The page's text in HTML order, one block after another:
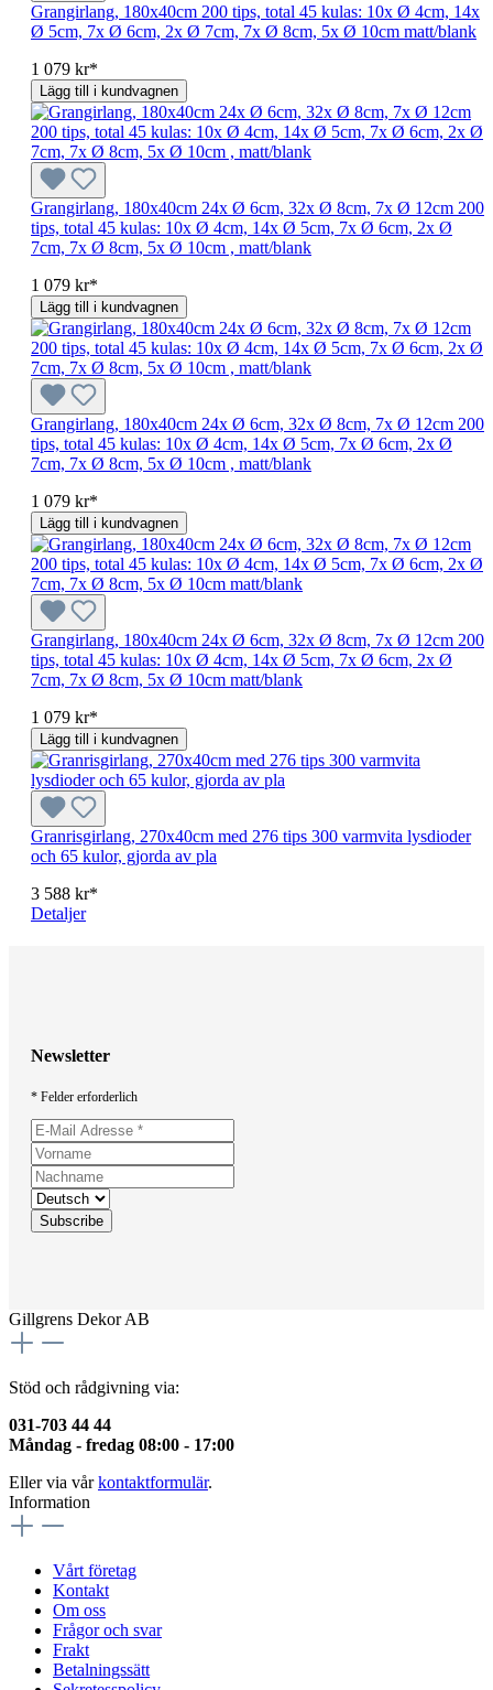
Grangirlang, 180x40cm 200 tips, total 45 kulas: 10x Ø 4cm, 14x
Ø 5cm, 7x Ø 6cm, 2x Ø 7cm, 7x Ø 8cm, 5x Ø 10cm matt/blank
1 079 kr*
Lägg till i kundvagnen
Grangirlang, 180x40cm 24x Ø 6cm, 32x Ø 8cm, 7x Ø 12cm 200
tips, total 45 kulas: 10x Ø 4cm, 14x Ø 5cm, 7x Ø 6cm, 2x Ø
7cm, 7x Ø 8cm, 5x Ø 10cm , matt/blank
1 079 kr*
Lägg till i kundvagnen
Grangirlang, 180x40cm 24x Ø 6cm, 32x Ø 8cm, 7x Ø 12cm 200
tips, total 45 kulas: 10x Ø 4cm, 14x Ø 5cm, 7x Ø 6cm, 2x Ø
7cm, 7x Ø 8cm, 5x Ø 10cm , matt/blank
1 079 kr*
Lägg till i kundvagnen
Grangirlang, 180x40cm 24x Ø 6cm, 32x Ø 8cm, 7x Ø 12cm 200
tips, total 45 kulas: 10x Ø 4cm, 14x Ø 5cm, 7x Ø 6cm, 2x Ø
7cm, 7x Ø 8cm, 5x Ø 10cm matt/blank
1 079 kr*
Lägg till i kundvagnen
Granrisgirlang, 270x40cm med 276 tips 300 varmvita lysdioder
och 65 kulor, gjorda av pla
3 588 kr*
Detaljer
Newsletter
* Felder erforderlich
Gillgrens Dekor AB
Stöd och rådgivning via:
031-703 44 44
Måndag - fredag 08:00 - 17:00
Eller via vårkontaktformulär.
Information
Vårt företag
Kontakt
Om oss
Frågor och svar
Frakt
Betalningssätt